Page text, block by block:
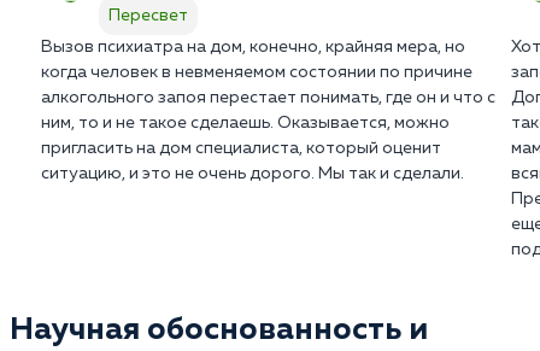
Пересвет
Вызов психиатра на дом, конечно, крайняя мера, но
когда человек в невменяемом состоянии по причине
алкогольного запоя перестает понимать, где он и что с
ним, то и не такое сделаешь. Оказывается, можно
пригласить на дом специалиста, который оценит
ситуацию, и это не очень дорого. Мы так и сделали.
Научная обоснованность и